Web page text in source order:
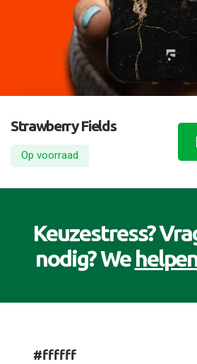
Strawberry Fields
Op voorraad
Keuzestress?
nodig? We
#ffffff